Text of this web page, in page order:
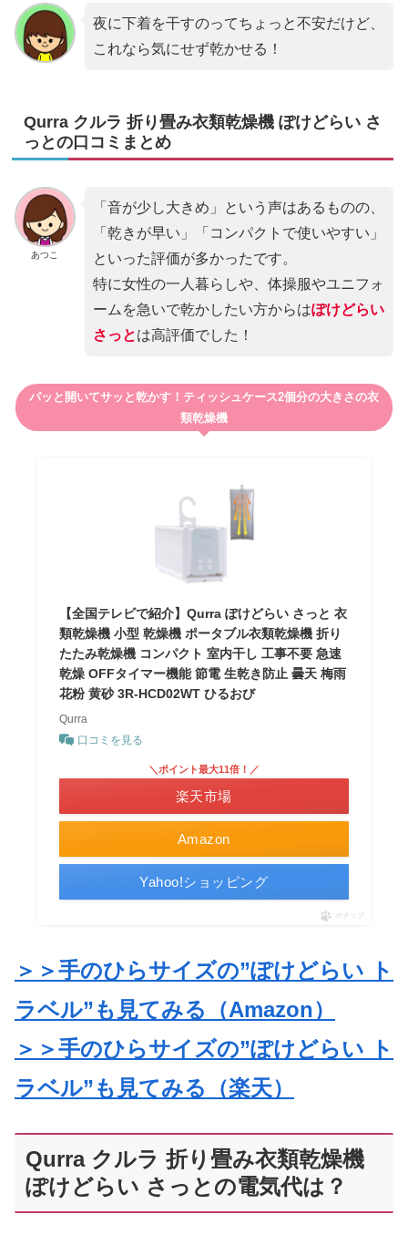
夜に下着を干すのってちょっと不安だけど、
これなら気にせず乾かせる！
Qurra クルラ 折り畳み衣類乾燥機 ぽけどらい さ
っとの口コミまとめ
あつこ
「音が少し大きめ」という声はあるものの、
「乾きが早い」「コンパクトで使いやすい」
といった評価が多かったです。
特に女性の一人暮らしや、体操服やユニフォ
ームを急いで乾かしたい方からはぽけどらい
さっとは高評価でした！
パッと開いてサッと乾かす！ティッシュケース2個分の大きさの衣
類乾燥機
【全国テレビで紹介】Qurra ぽけどらい さっと 衣
類乾燥機 小型 乾燥機 ポータブル衣類乾燥機 折り
たたみ乾燥機 コンパクト 室内干し 工事不要 急速
乾燥 OFFタイマー機能 節電 生乾き防止 曇天 梅雨
花粉 黄砂 3R-HCD02WT ひるおび
Qurra
口コミを見る
Amazon
＼ポイント最大11倍！／
楽天市場
Yahoo!ショッピング
ポチップ
＞＞手のひらサイズの”ぽけどらい ト
ラベル”も見てみる（Amazon）
＞＞手のひらサイズの”ぽけどらい ト
ラベル”も見てみる（楽天）
Qurra クルラ 折り畳み衣類乾燥機
ぽけどらい さっとの電気代は？